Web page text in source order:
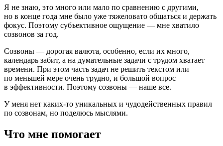
Я не знаю, это много или мало по сравнению с другими,
но в конце года мне было уже тяжеловато общаться и держать
фокус. Поэтому субъективное ощущение — мне хватило
созвонов за год.
Созвоны — дорогая валюта, особенно, если их много,
календарь забит, а на думательные задачи с трудом хватает
времени. При этом часть задач не решить текстом или
по меньшей мере очень трудно, и большой вопрос
в эффективности. Поэтому созвоны — наше все.
У меня нет каких-то уникальных и чудодейственных правил
по созвонам, но поделюсь мыслями.
Что мне помогает